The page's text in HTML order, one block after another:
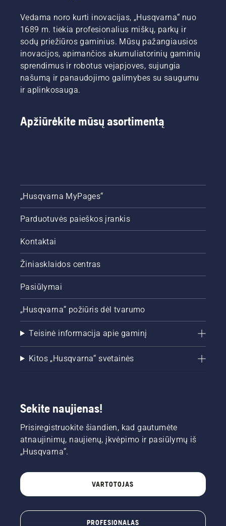
Vedama noro kurti inovacijas, „Husqvarna“ nuo
1689 m. tiekia profesionalius miškų, parkų ir
sodų priežiūros gaminius. Mūsų pažangiausios
inovacijos, apimančios akumuliatorinių gaminių
sprendimus ir robotus vejapjoves, sujungia
našumą ir panaudojimo galimybes su saugumu
ir aplinkosauga.
Apžiūrėkite mūsų asortimentą
„Husqvarna MyPages“
Parduotuvės paieškos įrankis
Kontaktai
Žiniasklaidos centras
Pasiūlymai
„Husqvarna“ požiūris dėl tvarumo
Teisinė informacija apie gaminį
Kitos „Husqvarna“ svetainės
Sekite naujienas!
Prisiregistruokite šiandien, kad gautumėte
atnaujinimų, naujienų, įkvėpimo ir pasiūlymų iš
„Husqvarna“.
VARTOTOJAS
PROFESIONALAS